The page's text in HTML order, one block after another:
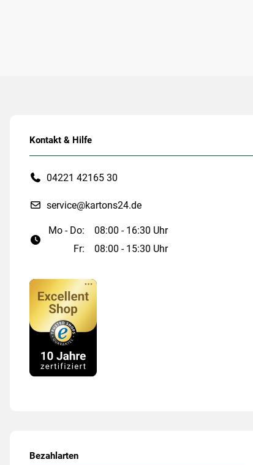
Kontakt & Hilfe
04221 42165 30
service@kartons24.de
Mo - Do:
08:00 - 16:30 Uhr
Fr:
08:00 - 15:30 Uhr
Bezahlarten